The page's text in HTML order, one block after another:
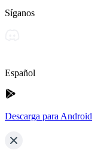
Síganos
Español
Descarga para Android